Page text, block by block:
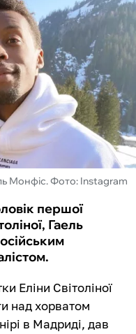
Монфіс. Фото: Instagram
першої
Гаель
Еліни Світоліної
над хорватом
в Мадриді, дав